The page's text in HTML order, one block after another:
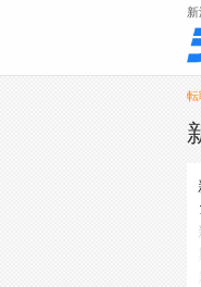
新
転